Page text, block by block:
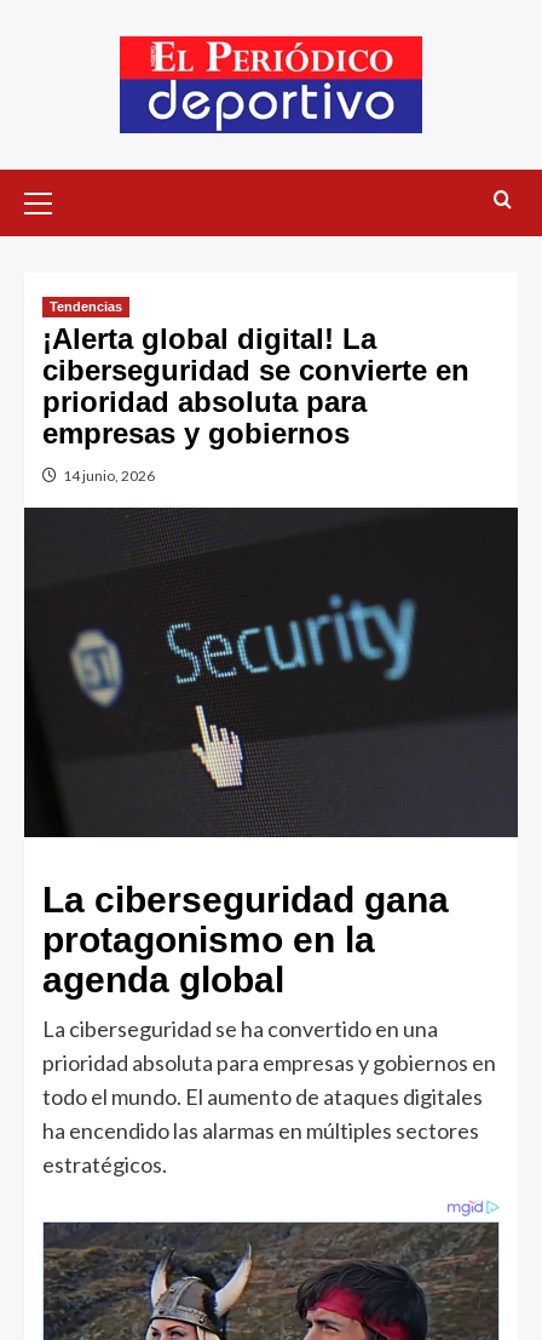
Tendencias
¡Alerta global digital! La
ciberseguridad se convierte en
prioridad absoluta para
empresas y gobiernos
14 junio, 2026
La ciberseguridad gana
protagonismo en la
agenda global
La ciberseguridad se ha convertido en una
prioridad absoluta para empresas y gobiernos en
todo el mundo. El aumento de ataques digitales
ha encendido las alarmas en múltiples sectores
estratégicos.